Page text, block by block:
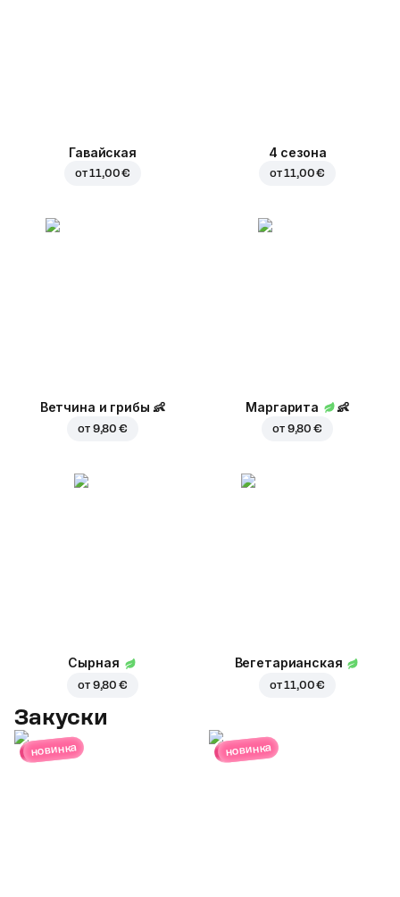
Гавайская
от11,00 €
4 сезона
от11,00 €
Ветчина и грибы 👶
от 9,80 €
Маргарита 👶
от 9,80 €
Сырная
от 9,80 €
Вегетарианская
от11,00 €
Закуски
новинка новинка